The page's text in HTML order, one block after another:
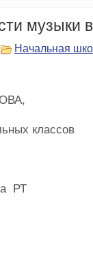
музыки
Начальная
классов
РТ